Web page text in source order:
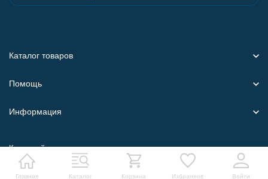
Главная Каталог Корзина Избранное Войти
Каталог товаров
Помощь
Информация
Карта сайта